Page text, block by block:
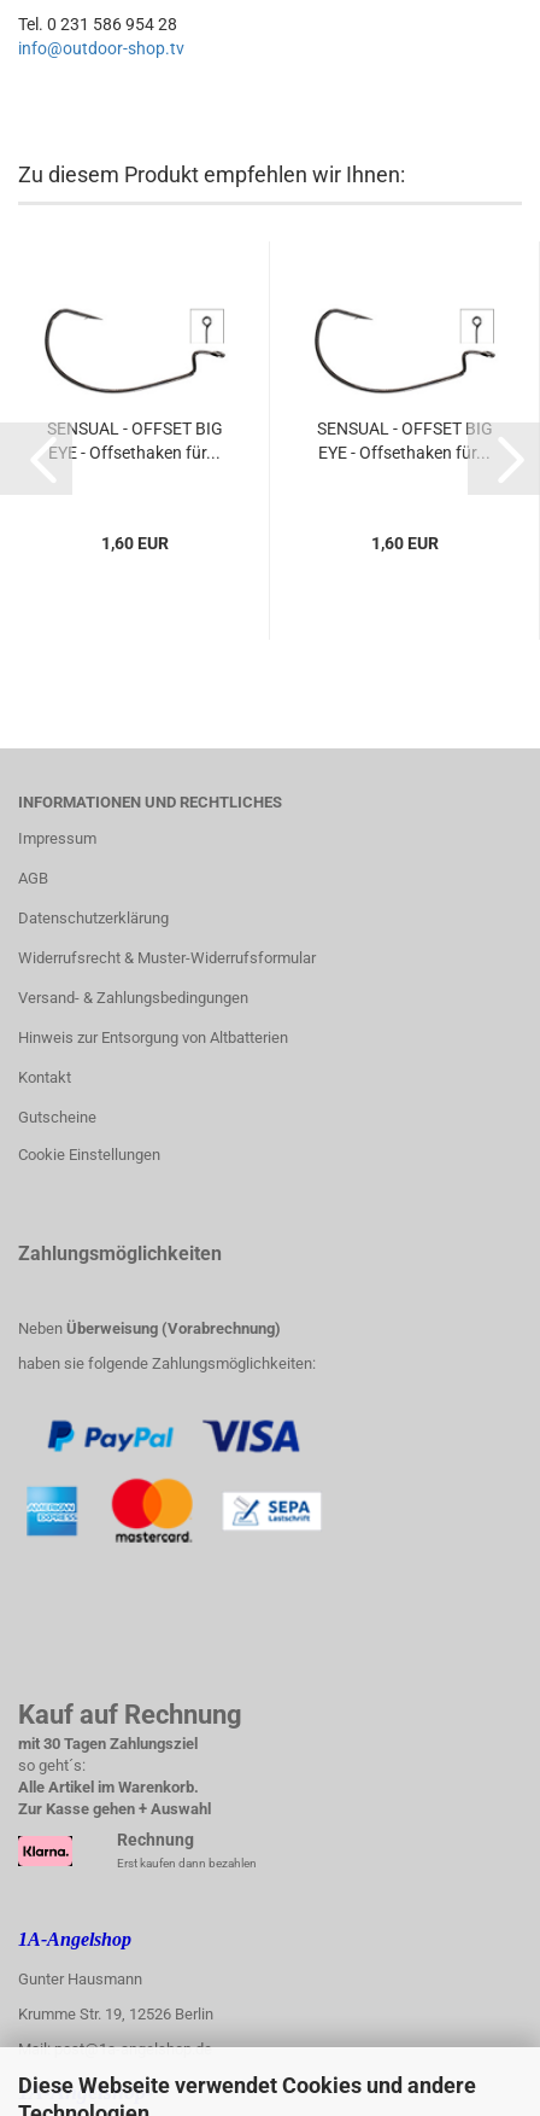
Diese Webseite verwendet Cookies und andere
Tel. 0 231 586 954 28
info@outdoor-shop.tv
Zu diesem Produkt empfehlen wir Ihnen:
SENSUAL - OFFSET BIG
EYE - Offsethaken für...
1,60 EUR
SENSUAL - OFFSET BIG
EYE - Offsethaken für...
1,60 EUR
INFORMATIONEN UND RECHTLICHES
Impressum
AGB
Datenschutzerklärung
Widerrufsrecht & Muster-Widerrufsformular
Versand- & Zahlungsbedingungen
Hinweis zur Entsorgung von Altbatterien
Kontakt
Gutscheine
Cookie Einstellungen
Zahlungsmöglichkeiten
Neben Überweisung (Vorabrechnung)
haben sie folgende Zahlungsmöglichkeiten:
Kauf auf Rechnung
mit 30 Tagen Zahlungsziel
so geht´s:
Alle Artikel im Warenkorb.
Zur Kasse gehen + Auswahl
Rechnung
Erst kaufen dann bezahlen
1A-Angelshop
Gunter Hausmann
Krumme Str. 19, 12526 Berlin
Mail: post@1a-angelshop.de
1A-Angelshop-